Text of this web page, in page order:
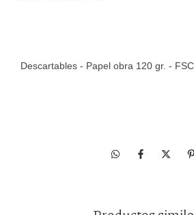
Descartables - Papel obra 120 gr. -